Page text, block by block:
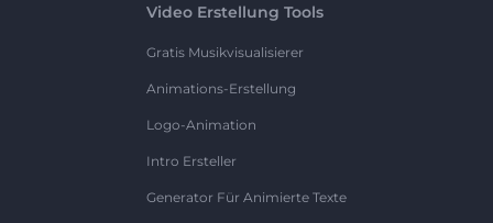
Video Erstellung Tools
Gratis Musikvisualisierer
Animations-Erstellung
Logo-Animation
Intro Ersteller
Generator Für Animierte Texte